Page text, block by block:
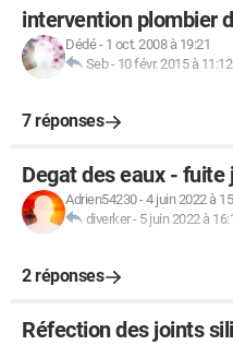
intervention plombier
Dédé- 1 oct. 2008 à 19:21
Seb- 10 févr. 2015 à 11:12
7 réponses
Degat des eaux -
Adrien54230-4 juin 2022 à
diverker- 5 juin 2022 à
2 réponses
Réfection des joints